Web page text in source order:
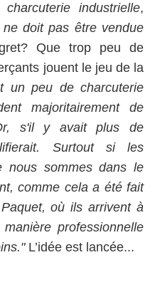
industrielle,
doit pas être vendue
Que trop peu de
jouent le jeu de la
un peu de charcuterie
majoritairement de
s'il y avait plus de
Surtout si les
nous sommes dans le
comme cela a été fait
où ils arrivent à
professionnelle
L’idée est lancée...